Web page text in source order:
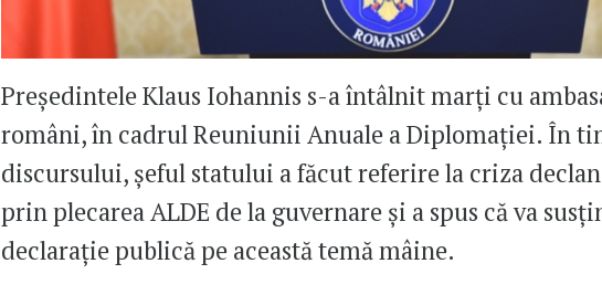
Președintele Klaus Iohannis s-a întâlnit marți cu
români, în cadrul Reuniunii Anuale a Diplomației. În
discursului, șeful statului a făcut referire la criza
prin plecarea ALDE de la guvernare și a spus că va
declarație publică pe această temă mâine.